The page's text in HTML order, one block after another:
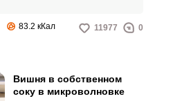
употребления сахара.
83.2 кКал 11977 0
Вишня в собственном
соку в микроволновке